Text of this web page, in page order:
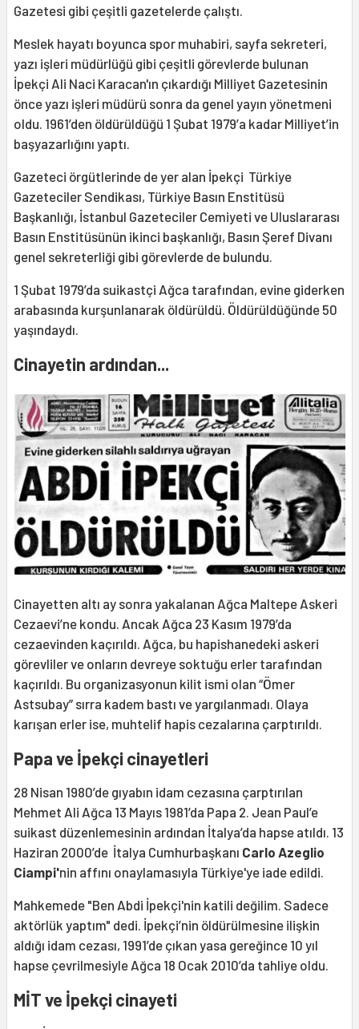
Gazetesi gibi çeşitli gazetelerde çalıştı.
Meslek hayatı boyunca spor muhabiri, sayfa sekreteri,
yazı işleri müdürlüğü gibi çeşitli görevlerde bulunan
İpekçi Ali Naci Karacan'ın çıkardığı Milliyet Gazetesinin
önce yazı işleri müdürü sonra da genel yayın yönetmeni
oldu. 1961’den öldürüldüğü 1 Şubat 1979’a kadar Milliyet’in
başyazarlığını yaptı.
Gazeteci örgütlerinde de yer alan İpekçi Türkiye
Gazeteciler Sendikası, Türkiye Basın Enstitüsü
Başkanlığı, İstanbul Gazeteciler Cemiyeti ve Uluslararası
Basın Enstitüsünün ikinci başkanlığı, Basın Şeref Divanı
genel sekreterliği gibi görevlerde de bulundu.
1 Şubat 1979’da suikastçi Ağca tarafından, evine giderken
arabasında kurşunlanarak öldürüldü. Öldürüldüğünde 50
yaşındaydı.
Cinayetin ardından...
Cinayetten altı ay sonra yakalanan Ağca Maltepe Askeri
Cezaevi’ne kondu. Ancak Ağca 23 Kasım 1979’da
cezaevinden kaçırıldı. Ağca, bu hapishanedeki askeri
görevliler ve onların devreye soktuğu erler tarafından
kaçırıldı. Bu organizasyonun kilit ismi olan “Ömer
Astsubay” sırra kadem bastı ve yargılanmadı. Olaya
karışan erler ise, muhtelif hapis cezalarına çarptırıldı.
Papa ve İpekçi cinayetleri
28 Nisan 1980’de gıyabın idam cezasına çarptırılan
Mehmet Ali Ağca 13 Mayıs 1981’da Papa 2. Jean Paul’e
suikast düzenlemesinin ardından İtalya’da hapse atıldı. 13
Haziran 2000’de İtalya Cumhurbaşkanı Carlo Azeglio
Ciampi'nin affını onaylamasıyla Türkiye'ye iade edildi.
Mahkemede "Ben Abdi İpekçi'nin katili değilim. Sadece
aktörlük yaptım" dedi. İpekçi’nin öldürülmesine ilişkin
aldığı idam cezası, 1991’de çıkan yasa gereğince 10 yıl
hapse çevrilmesiyle Ağca 18 Ocak 2010’da tahliye oldu.
MİT ve İpekçi cinayeti